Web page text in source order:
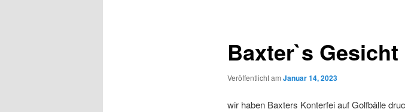
Baxter`s
Veröffentlicht am Januar 14, 2023
wir haben Baxters Konterfei auf Golfbälle